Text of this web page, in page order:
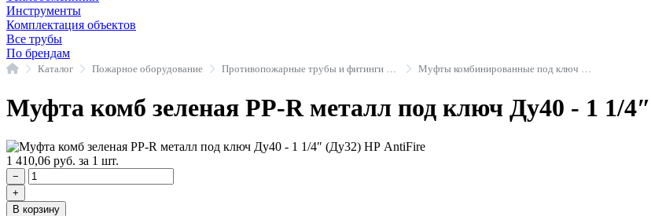
Инструменты
Комплектация объектов
Все трубы
По брендам
ГлавнаяКаталог Пожарное оборудование
Муфта комб зеленая PP-R металл под ключ Ду40 - 1 1/
1 410,06 руб. за 1 шт.
−
+
В корзину